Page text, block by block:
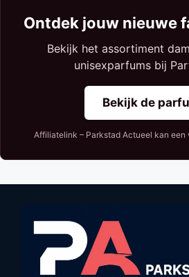
Ontdek jouw nieuwe
Bekijk het assortiment
unisexparfums bij
Bekijk de
Affiliatelink – Parkstad Actueel kan een